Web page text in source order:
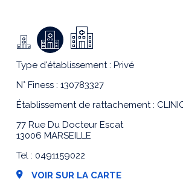
Type d'établissement : Privé
N° Finess : 130783327
Établissement de rattachement :
77 Rue Du Docteur Escat
13006 MARSEILLE
Tel : 0491159022
VOIR SUR LA CARTE